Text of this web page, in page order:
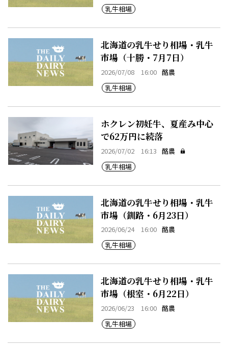
乳牛相場
北海道の乳牛せり相場・乳牛
市場（十勝・7月7日）
2026/07/08 16:00 酪農
乳牛相場
ホクレン初妊牛、夏産み中心
で62万円に続落
2026/07/02 16:13 酪農
乳牛相場
北海道の乳牛せり相場・乳牛
市場（釧路・6月23日）
2026/06/24 16:00 酪農
乳牛相場
北海道の乳牛せり相場・乳牛
市場（根室・6月22日）
2026/06/23 16:00 酪農
乳牛相場